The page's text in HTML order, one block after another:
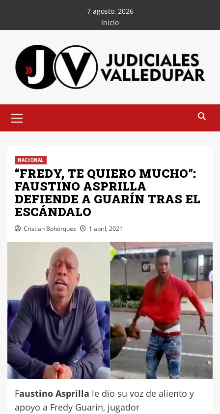
contenido
7 agosto, 2026
Inicio
principal
NACIONAL
“FREDY, TE QUIERO MUCHO”:
FAUSTINO ASPRILLA
DEFIENDE A GUARÍN TRAS EL
ESCÁNDALO
Cristian Bohórquez 1 abril, 2021
Faustino Asprilla le dio su voz de aliento y
apoyo a Fredy Guarin, jugador